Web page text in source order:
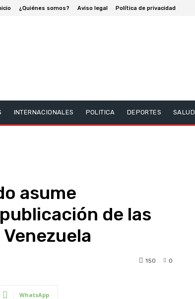
¿Quiénes somos? Aviso legal Política de privacidad
INTERNACIONALES POLITICA DEPORTES SALUD
asume
de las
0
150
WhatsApp